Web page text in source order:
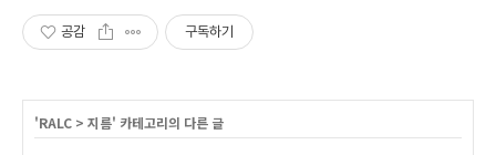
공감 구독하기
'RALC > 지름' 카테고리의 다른 글